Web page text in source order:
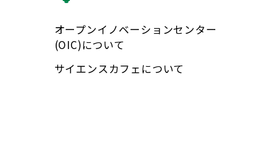
オープンイノベーションセンター
(OIC)について
サイエンスカフェについて